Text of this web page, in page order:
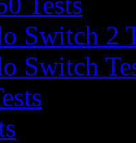
Switch 2
Switch